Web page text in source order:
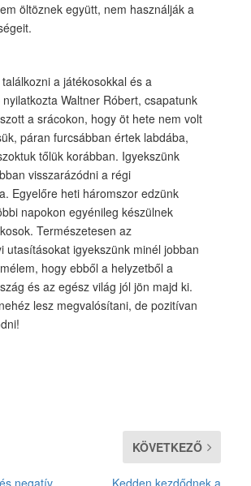
öltöznek együtt, nem használják a
a játékosokkal és a
Waltner Róbert, csapatunk
a srácokon, hogy öt hete nem volt
páran furcsábban értek labdába,
tőlük korábban. Igyekszünk
visszarázódni a régi
Egyelőre heti háromszor edzünk
napokon egyénileg készülnek
Természetesen az
utasításokat igyekszünk minél jobban
hogy ebből a helyzetből a
és az egész világ jól jön majd ki.
lesz megvalósítani, de pozitívan
negatív
KÖVETKEZŐ
Kedden kezdődnek a